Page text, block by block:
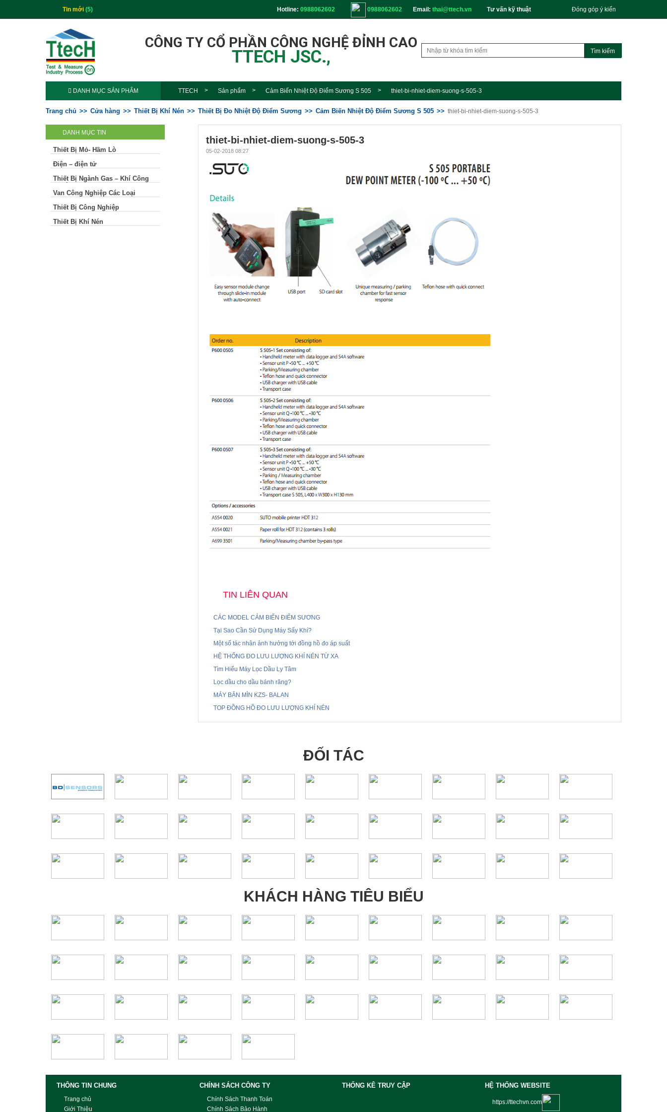
Tin mới (5) Hotline: 0988062602 0988062602 Email: thai@ttech.vn Tư vấn kỹ thuật Đóng góp ý kiến
CÔNG TY CỔ PHẦN CÔNG NGHỆ ĐỈNH CAO
TTECH JSC.,
DANH MỤC SẢN PHẨM TTECH Sản phẩm Cảm Biến Nhiệt Độ Điểm Sương S 505 thiet-bi-nhiet-diem-suong-s-505-3
Trang chủ Cửa hàng Thiết Bị Khí Nén Thiết Bị Đo Nhiệt Độ Điểm Sương Cảm Biến Nhiệt Độ Điểm Sương S 505 thiet-bi-nhiet-diem-suong-s-505-3
DANH MỤC TIN
Thiết Bị Mỏ- Hầm Lò
Điện – điện tử
Thiết Bị Ngành Gas – Khí Công
Van Công Nghiệp Các Loại
Thiết Bị Công Nghiệp
Thiết Bị Khí Nén
thiet-bi-nhiet-diem-suong-s-505-3
05-02-2018 08:27
TIN LIÊN QUAN
CÁC MODEL CẢM BIẾN ĐIỂM SƯƠNG
Tại Sao Cần Sử Dụng Máy Sấy Khí?
Một số tác nhân ảnh hưởng tới đồng hồ đo áp suất
HỆ THỐNG ĐO LƯU LƯỢNG KHÍ NÉN TỪ XA
Tìm Hiểu Máy Lọc Dầu Ly Tâm
Lọc dầu cho dầu bánh răng?
MÁY BẮN MÌN KZS- BALAN
TOP ĐỒNG HỒ ĐO LƯU LƯỢNG KHÍ NÉN
ĐỐI TÁC
KHÁCH HÀNG TIÊU BIỂU
THÔNG TIN CHUNG
Trang chủ
Giới Thiệu
CHÍNH SÁCH CÔNG TY
Chính Sách Thanh Toán
Chính Sách Bảo Hành
THỐNG KÊ TRUY CẬP HỆ THỐNG WEBSITE
https://ttechvn.com